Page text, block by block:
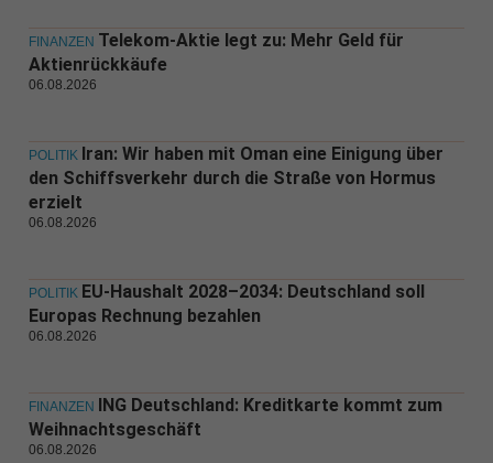
FINANZEN Telekom-Aktie legt zu: Mehr Geld für
Aktienrückkäufe
06.08.2026
POLITIK Iran: Wir haben mit Oman eine Einigung über
den Schiffsverkehr durch die Straße von Hormus
erzielt
06.08.2026
POLITIK EU-Haushalt 2028–2034: Deutschland soll
Europas Rechnung bezahlen
06.08.2026
FINANZEN
ING Deutschland: Kreditkarte kommt zum
Weihnachtsgeschäft
06.08.2026